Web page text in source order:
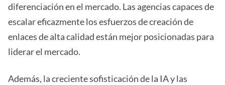
diferenciación en el mercado. Las agencias capaces de
escalar eficazmente los esfuerzos de creación de
enlaces de alta calidad están mejor posicionadas para
liderar el mercado.
Además, la creciente sofisticación de la IA y las